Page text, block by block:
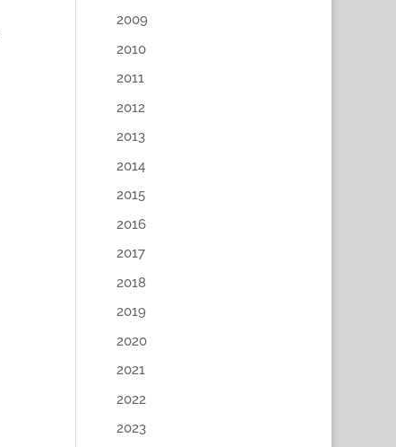
2009
2010
2011
2012
2013
2014
2015
2016
2017
2018
2019
2020
2021
2022
2023